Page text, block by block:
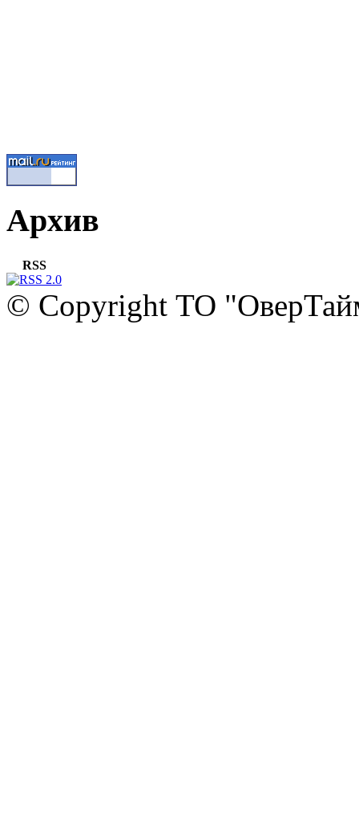
Архив
RSS
© Copyright ТО